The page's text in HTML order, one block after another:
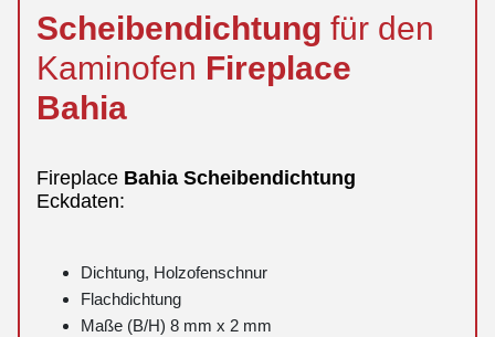
Scheibendichtung für den
Kaminofen Fireplace
Bahia
Fireplace Bahia Scheibendichtung
Eckdaten:
Dichtung, Holzofenschnur
Flachdichtung
Maße (B/H) 8 mm x 2 mm